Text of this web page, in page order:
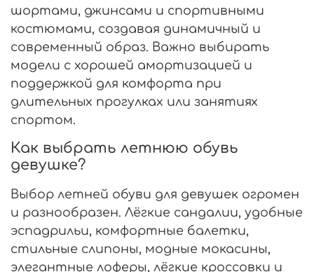
шортами, джинсами и спортивными
костюмами, создавая динамичный и
современный образ. Важно выбирать
модели с хорошей амортизацией и
поддержкой для комфорта при
длительных прогулках или занятиях
спортом.
Как выбрать летнюю обувь
девушке?
Выбор летней обуви для девушек огромен
и разнообразен. Лёгкие сандалии, удобные
эспадрильи, комфортные балетки,
стильные слипоны, модные мокасины,
элегантные лоферы, лёгкие кроссовки и